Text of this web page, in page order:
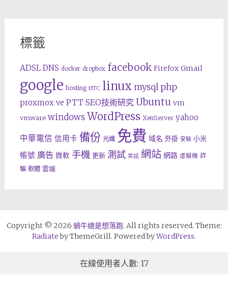
標籤
ADSL DNS docker dropbox facebook Firefox Gmail
google hosting HTC linux mysql php
proxmox ve PTT SEO技術研究 Ubuntu vm
vmware windows WordPress XenServer yahoo
中華電信 信用卡 備份 光纖 免費 域名 外掛 安裝 小米
帳號 廣告 微軟 手機 更新 測試 笑話 網站 網路 虛擬機 詐
騙 軟體 雲端
Copyright © 2026 蝸牛總是想落跑. All rights reserved. Theme:
Radiateby ThemeGrill. Powered byWordPress.
在線使用者人數: 17